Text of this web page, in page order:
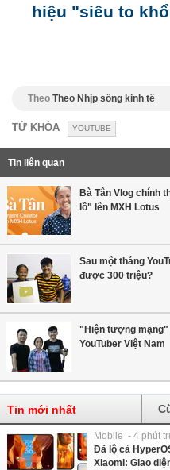
hiệu "siêu to
Theo Theo Nhịp sống kinh tế
TỪ KHÓA YOUTUBE
Tin liên quan
Bà Tân Vlog chính
lồ" lên MXH Lotus
Sau một tháng
được 300 triệu?
"Hiện tượng mạng"
YouTuber Việt Nam
Tin mới nhất
Mobile - 4 phút
Đã lộ cả
Xiaomi: Giao